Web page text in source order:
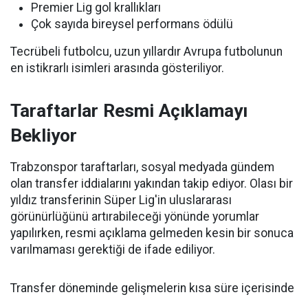
Premier Lig gol krallıkları
Çok sayıda bireysel performans ödülü
Tecrübeli futbolcu, uzun yıllardır Avrupa futbolunun
en istikrarlı isimleri arasında gösteriliyor.
Taraftarlar Resmi Açıklamayı
Bekliyor
Trabzonspor taraftarları, sosyal medyada gündem
olan transfer iddialarını yakından takip ediyor. Olası bir
yıldız transferinin Süper Lig'in uluslararası
görünürlüğünü artırabileceği yönünde yorumlar
yapılırken, resmi açıklama gelmeden kesin bir sonuca
varılmaması gerektiği de ifade ediliyor.
Transfer döneminde gelişmelerin kısa süre içerisinde